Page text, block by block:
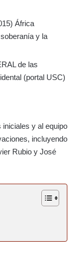
África
y la
de las
(portal USC)
y al equipo
incluyendo
Rubio y José